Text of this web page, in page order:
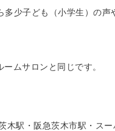
少子ども（小学生）の声
ムサロンと同じです。
木駅・阪急茨木市駅・ス